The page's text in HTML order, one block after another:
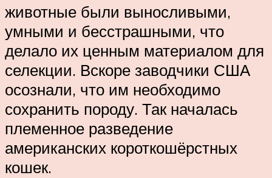
животные были выносливыми,
умными и бесстрашными, что
делало их ценным материалом для
селекции. Вскоре заводчики США
осознали, что им необходимо
сохранить породу. Так началась
племенное разведение
американских короткошёрстных
кошек.